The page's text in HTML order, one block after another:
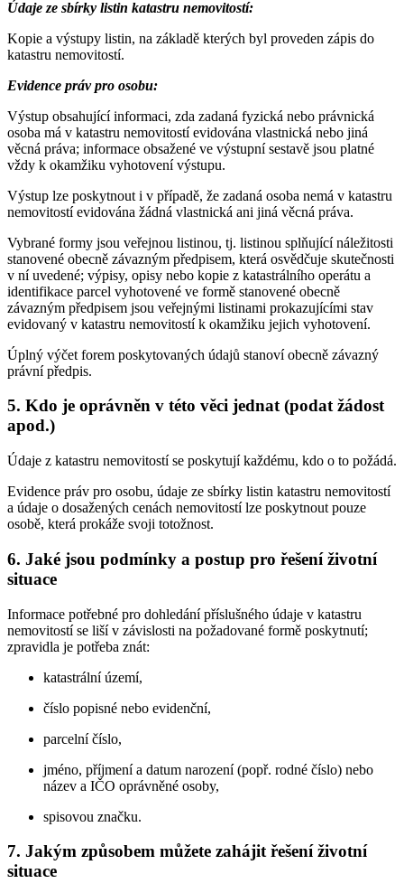
Údaje ze sbírky listin katastru nemovitostí:
Kopie a výstupy listin, na základě kterých byl proveden zápis do
katastru nemovitostí.
Evidence práv pro osobu:
Výstup obsahující informaci, zda zadaná fyzická nebo právnická
osoba má v katastru nemovitostí evidována vlastnická nebo jiná
věcná práva; informace obsažené ve výstupní sestavě jsou platné
vždy k okamžiku vyhotovení výstupu.
Výstup lze poskytnout i v případě, že zadaná osoba nemá v katastru
nemovitostí evidována žádná vlastnická ani jiná věcná práva.
Vybrané formy jsou veřejnou listinou, tj. listinou splňující náležitosti
stanovené obecně závazným předpisem, která osvědčuje skutečnosti
v ní uvedené; výpisy, opisy nebo kopie z katastrálního operátu a
identifikace parcel vyhotovené ve formě stanovené obecně
závazným předpisem jsou veřejnými listinami prokazujícími stav
evidovaný v katastru nemovitostí k okamžiku jejich vyhotovení.
Úplný výčet forem poskytovaných údajů stanoví obecně závazný
právní předpis.
5. Kdo je oprávněn v této věci jednat (podat žádost
apod.)
Údaje z katastru nemovitostí se poskytují každému, kdo o to požádá.
Evidence práv pro osobu, údaje ze sbírky listin katastru nemovitostí
a údaje o dosažených cenách nemovitostí lze poskytnout pouze
osobě, která prokáže svoji totožnost.
6. Jaké jsou podmínky a postup pro řešení životní
situace
Informace potřebné pro dohledání příslušného údaje v katastru
nemovitostí se liší v závislosti na požadované formě poskytnutí;
zpravidla je potřeba znát:
katastrální území,
číslo popisné nebo evidenční,
parcelní číslo,
jméno, příjmení a datum narození (popř. rodné číslo) nebo
název a IČO oprávněné osoby,
spisovou značku.
7. Jakým způsobem můžete zahájit řešení životní
situace